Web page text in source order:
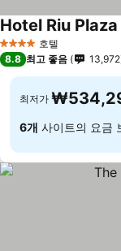
4 성급 호텔
Hotel Riu
8.8 최고 좋음 13,972
최저가
6개 사이트의 요금